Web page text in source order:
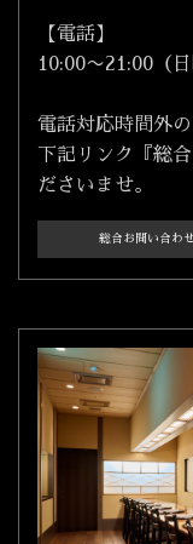
【電話】
10:00〜21:00（
電話対応時間外
下記リンク『総
ださいませ。
総合お問い合わ